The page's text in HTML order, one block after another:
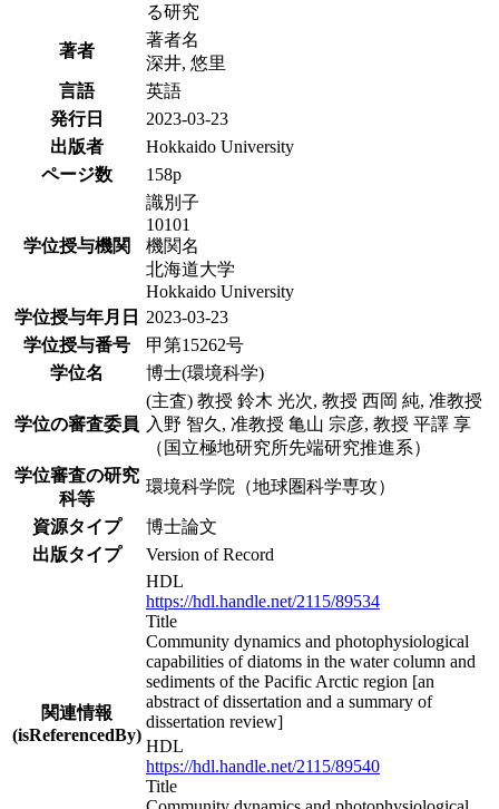
る研究
著者
著者名
深井, 悠里
言語
英語
発行日
2023-03-23
出版者
Hokkaido University
ページ数
158p
学位授与機関
識別子
10101
機関名
北海道大学
Hokkaido University
学位授与年月日
2023-03-23
学位授与番号
甲第15262号
学位名
博士(環境科学)
学位の審査委員
(主査) 教授 鈴木 光次, 教授 西岡 純, 准教授
入野 智久, 准教授 亀山 宗彦, 教授 平譯 享
（国立極地研究所先端研究推進系）
学位審査の研究
科等
環境科学院（地球圏科学専攻）
資源タイプ
博士論文
出版タイプ
Version of Record
関連情報
(isReferencedBy)
HDL
https://hdl.handle.net/2115/89534
Title
Community dynamics and photophysiological
capabilities of diatoms in the water column and
sediments of the Pacific Arctic region [an
abstract of dissertation and a summary of
dissertation review]
HDL
https://hdl.handle.net/2115/89540
Title